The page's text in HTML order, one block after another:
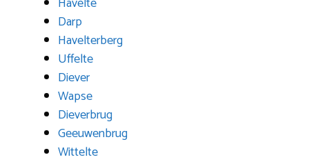
Darp
Havelterberg
Uffelte
Diever
Wapse
Dieverbrug
Geeuwenbrug
Wittelte